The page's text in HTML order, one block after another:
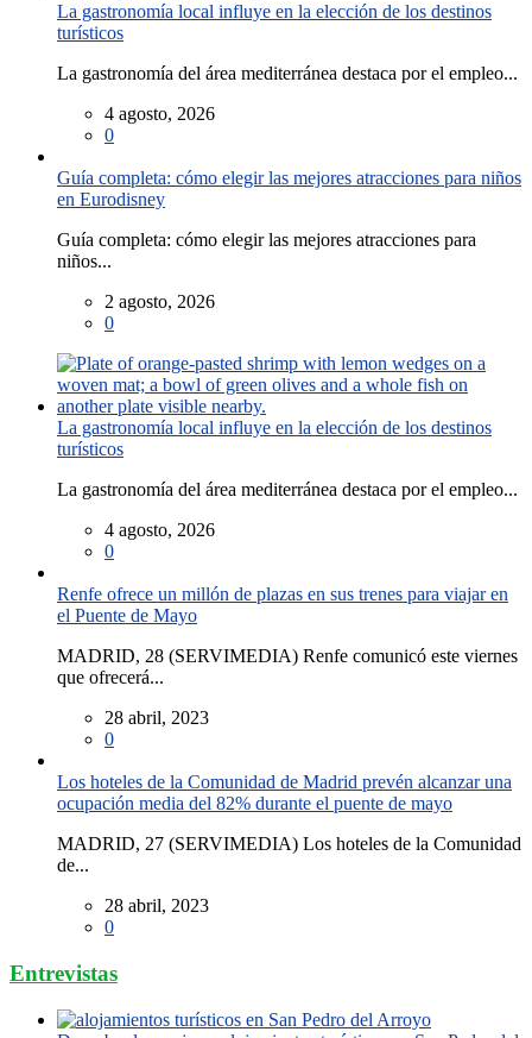
La gastronomía local influye en la elección de los destinos
turísticos
La gastronomía del área mediterránea destaca por el empleo...
4 agosto, 2026
0
Guía completa: cómo elegir las mejores atracciones para niños
en Eurodisney
Guía completa: cómo elegir las mejores atracciones para
niños...
2 agosto, 2026
0
La gastronomía local influye en la elección de los destinos
turísticos
La gastronomía del área mediterránea destaca por el empleo...
4 agosto, 2026
0
Renfe ofrece un millón de plazas en sus trenes para viajar en
el Puente de Mayo
MADRID, 28 (SERVIMEDIA) Renfe comunicó este viernes
que ofrecerá...
28 abril, 2023
0
Los hoteles de la Comunidad de Madrid prevén alcanzar una
ocupación media del 82% durante el puente de mayo
MADRID, 27 (SERVIMEDIA) Los hoteles de la Comunidad
de...
28 abril, 2023
0
Entrevistas